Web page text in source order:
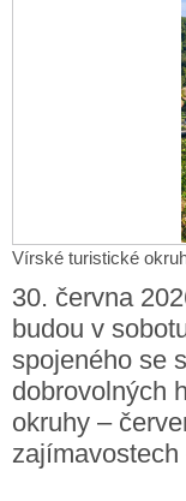
Vírské turistické
30. června
budou v
spojeného se
dobrovolných
okruhy –